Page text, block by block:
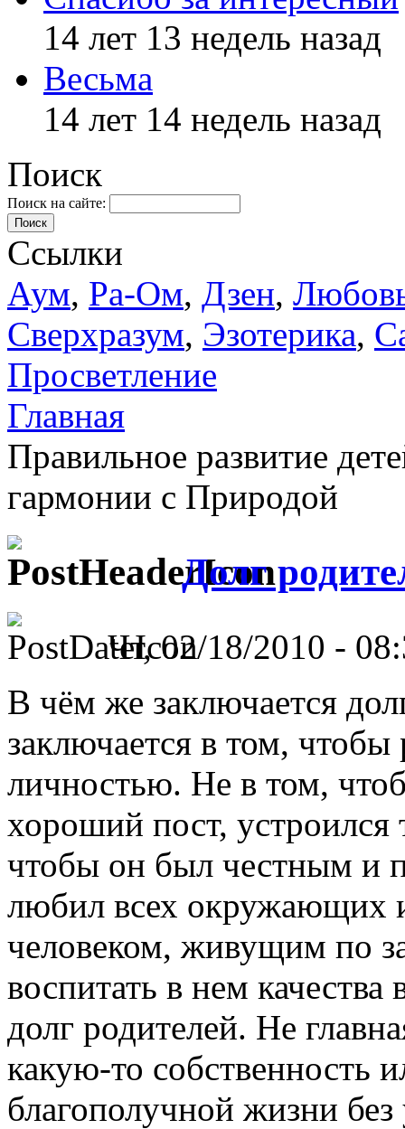
14 лет 13 недель назад
Весьма
14 лет 14 недель назад
Поиск
Поиск на сайте:
Поиск
Ссылки
Аум, Ра-Ом, Дзен,
Сверхразум, Эзотерика,
Просветление
Главная
Правильное развитие
гармонии с Природой
Долг
Чт, 02/18/2010 -
В чём же заключается
заключается в том,
личностью. Не в том,
хороший пост, устроился
чтобы он был честным и
любил всех
человеком, живущим по
воспитать в нем
долг родителей. Не
какую-то собственность
благополучной жизни